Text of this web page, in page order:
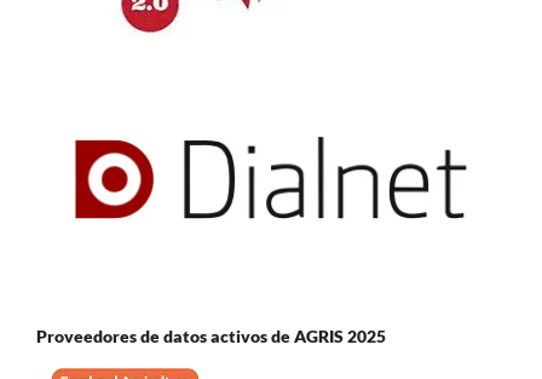
Proveedores de datos activos de AGRIS 2025